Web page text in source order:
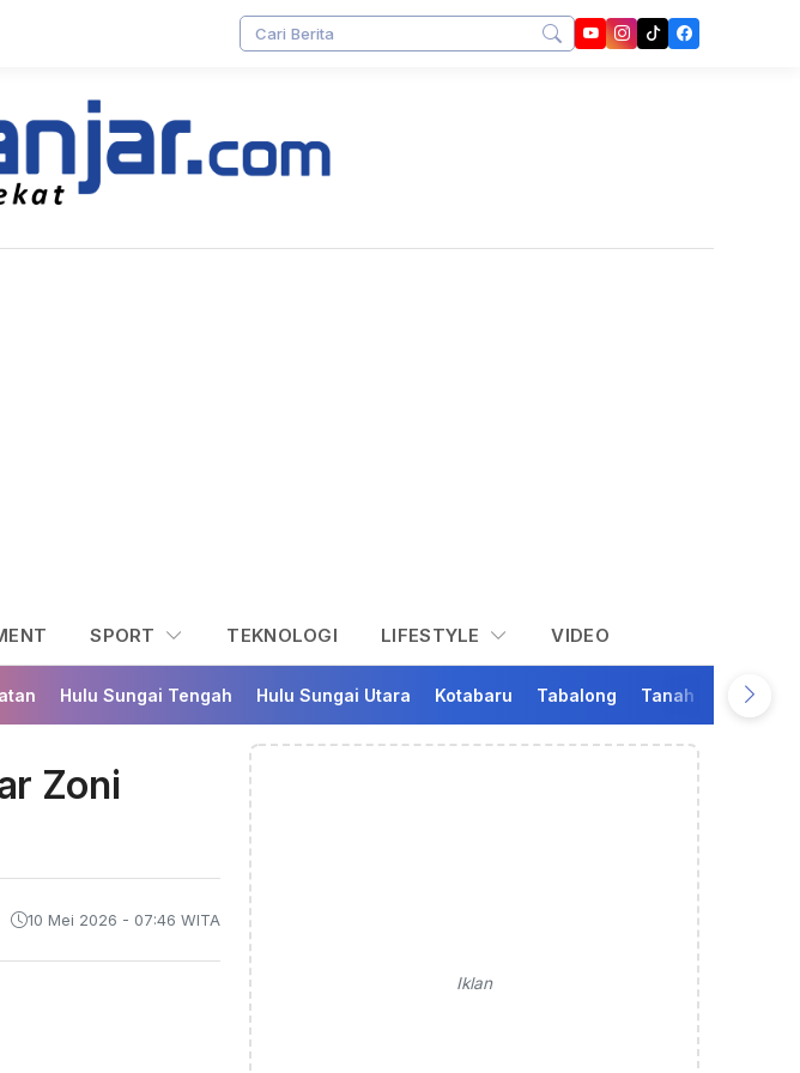
SPORT TEKNOLOGI LIFESTYLE VIDEO
Hulu Sungai Tengah Hulu Sungai Utara Kotabaru Tabalong Tanah Bumbu
Zoni
10 Mei 2026 - 07:46 WITA
Iklan